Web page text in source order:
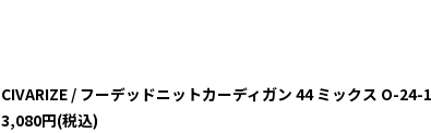
CIVARIZE / フーデッドニットカーディガン 44 ミックス O-
3,080円(税込)